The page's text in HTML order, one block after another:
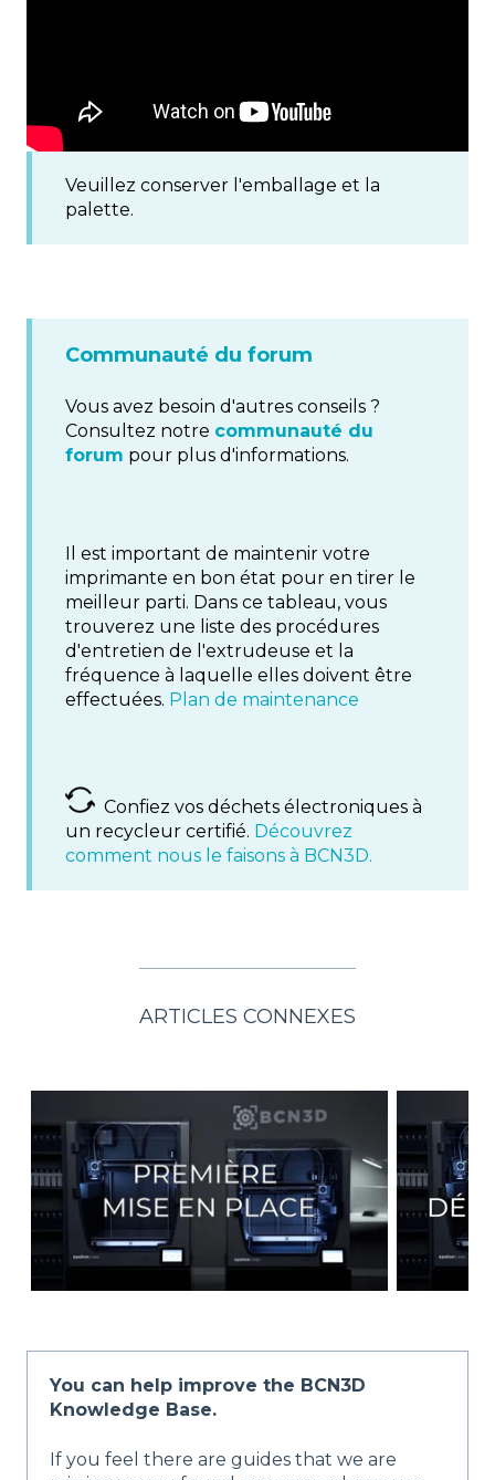
Veuillez conserver l'emballage et la
palette.
Communauté du forum
Vous avez besoin d'autres conseils ?
Consultez notre communauté du
forum pour plus d'informations.
Il est important de maintenir votre
imprimante en bon état pour en tirer le
meilleur parti. Dans ce tableau, vous
trouverez une liste des procédures
d'entretien de l'extrudeuse et la
fréquence à laquelle elles doivent être
effectuées. Plan de maintenance
Confiez vos déchets électroniques à
un recycleur certifié. Découvrez
comment nous le faisons à BCN3D.
ARTICLES CONNEXES
You can help improve the BCN3D
Knowledge Base.
If you feel there are guides that we are